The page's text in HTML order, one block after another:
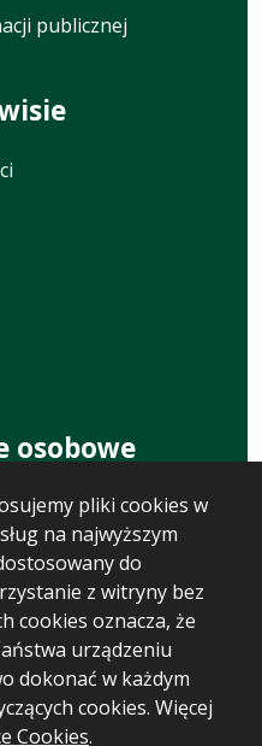
pliki cookies w
na najwyższym
do
z witryny bez
cookies oznacza, że
urządzeniu
dokonać w każdym
cookies. Więcej
Cookies.
publicznej
osobowe